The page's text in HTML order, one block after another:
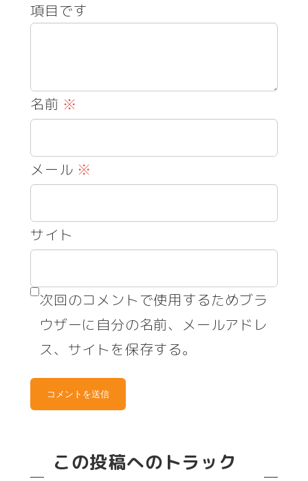
項目です
名前 ※
メール ※
サイト
次回のコメントで使用するためブラ
ウザーに自分の名前、メールアドレ
ス、サイトを保存する。
この投稿へのトラック